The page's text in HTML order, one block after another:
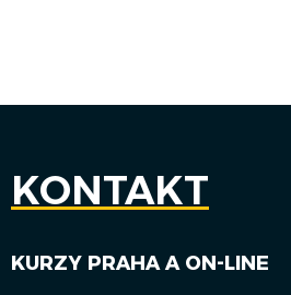
KONTAKT
KURZY PRAHA A ON-LINE